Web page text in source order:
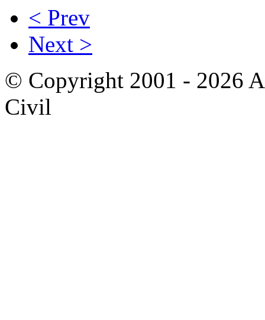
< Prev
Next >
© Copyright 2001 - 2026
Civil